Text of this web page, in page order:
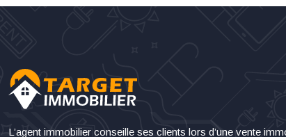
L’agent immobilier conseille ses clients lors d’une vente